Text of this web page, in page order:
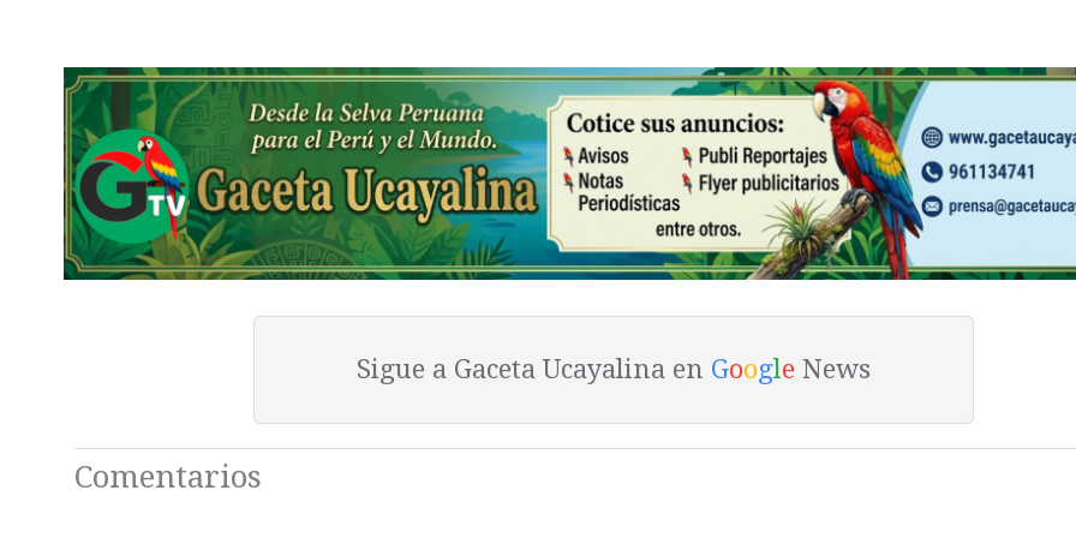
Sigue a Gaceta Ucayalina en GoogleNews
Comentarios